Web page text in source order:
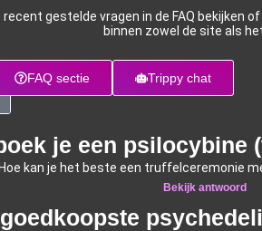
gestelde vragen in de FAQ bekijken
binnen zowel de site als
FAQ sectie Trippy chat
je een psilocybine
Hoe kan je het beste een truffelceremonie
Bekijk antwoord